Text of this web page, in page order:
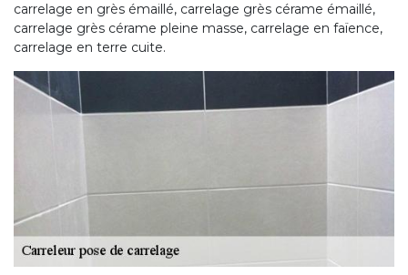
carrelage en grès émaillé, carrelage grès cérame émaillé,
carrelage grès cérame pleine masse, carrelage en faïence,
carrelage en terre cuite.